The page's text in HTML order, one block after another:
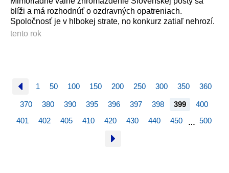
blíži a má rozhodnúť o ozdravných opatreniach.
Spoločnosť je v hlbokej strate, no konkurz zatiaľ nehrozí.
tento rok
1 50 100 150 200 250 300 350 360
370 380 390 395 396 397 398 399
400
401
402 405 410 420 430 440 450 … 500